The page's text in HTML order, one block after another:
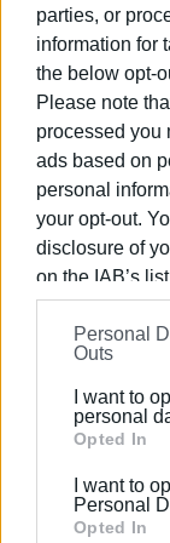
parties, or
information for
the below opt-
Please note
processed you
ads based on
personal
your opt-out.
disclosure of
on the IAB’s
information
on theIAB’s
further
Please note
Google
behaviour.
Google and its
Personal
Outs
I want to
personal
Opted In
I want to
Personal
Opted In
Αξίζει, τέλος,
στο University
και
Music που
αυτό τμήμα
E. Scheidt
1947,
της
1940. Το 1949,
ενώ από τα
επίπεδο
Σήμερα, οι
τομείς
Χορωδιακής
Μουσικής,